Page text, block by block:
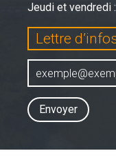
Jeudi et vendredi
Lettre
Envoyer